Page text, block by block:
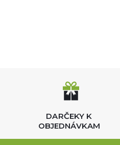
DARČEKY K
OBJEDNÁVKAM